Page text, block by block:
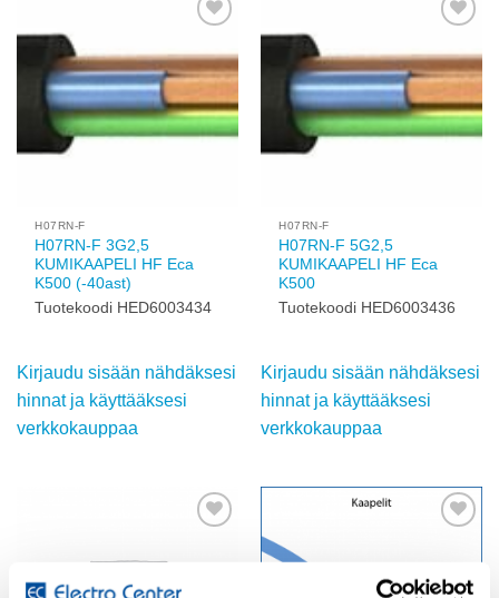
wishlist
H07RN-F
H07RN-F 3G2,5
KUMIKAAPELI HF Eca
K500 (-40ast)
Tuotekoodi HED6003434
Kirjaudu sisään nähdäksesi
hinnat ja käyttääksesi
verkkokauppaa
wishlist
H07RN-F
H07RN-F 5G2,5
KUMIKAAPELI HF Eca
K500
Tuotekoodi HED6003436
Kirjaudu sisään nähdäksesi
hinnat ja käyttääksesi
verkkokauppaa